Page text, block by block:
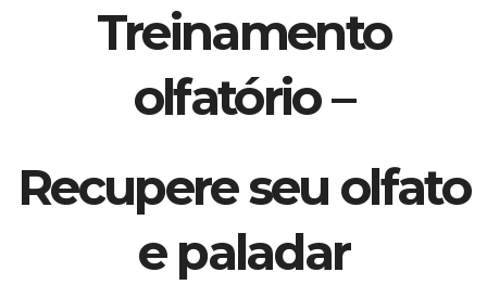
Treinamento
olfatório –
Recupere seu olfato
e paladar